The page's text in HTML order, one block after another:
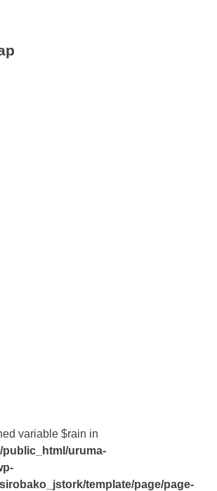
variable $rain in
public_html/uruma-
template/page/page-